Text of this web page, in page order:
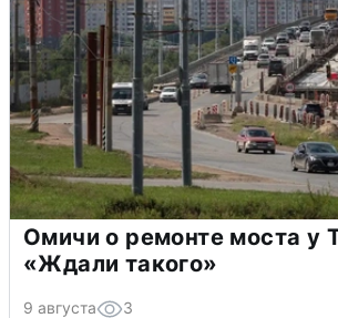
Омичи о ремонте моста у
«Ждали такого»
9 августа 3